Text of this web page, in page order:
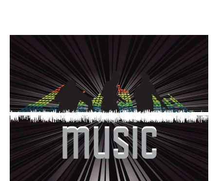
Frases